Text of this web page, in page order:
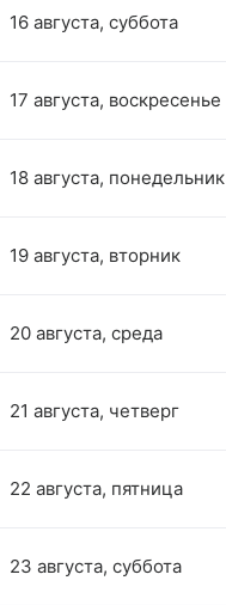
16 августа, суббота
17 августа, воскресенье
18 августа, понедельник
19 августа, вторник
20 августа, среда
21 августа, четверг
22 августа, пятница
23 августа, суббота